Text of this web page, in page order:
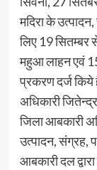
मदिरा के
लिए 19 सितम्बर
महुआ लाहन एवं
प्रकरण दर्ज किये
अधिकारी
जिला आबकारी
उत्पादन, संग्रह,
आबकारी दल